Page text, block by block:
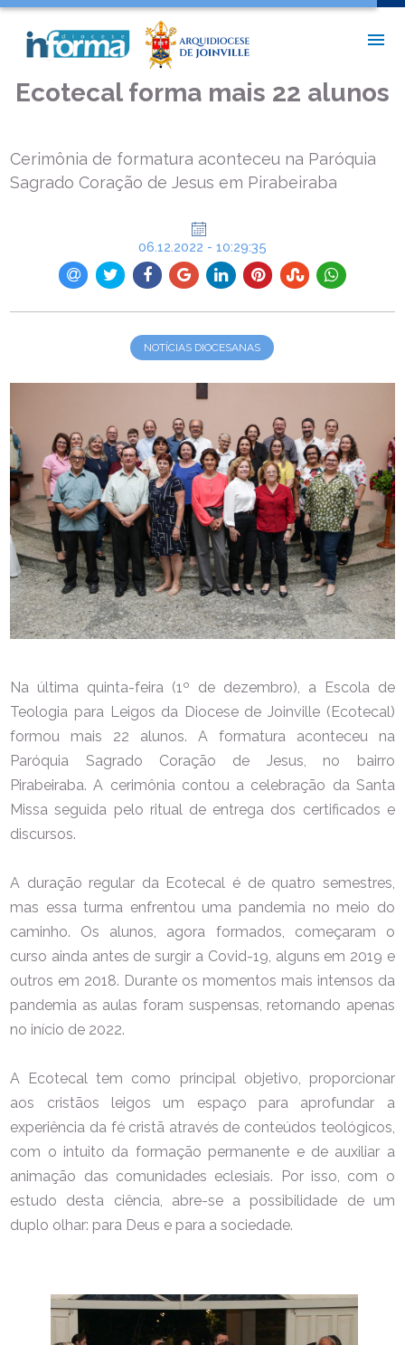
ECOTECAL FORMA MAIS 22 ALUNOS
Ecotecal forma mais 22 alunos
Cerimônia de formatura aconteceu na Paróquia
Sagrado Coração de Jesus em Pirabeiraba
06.12.2022 - 10:29:35
NOTÍCIAS DIOCESANAS
Na última quinta-feira (1º de dezembro), a Escola de
Teologia para Leigos da Diocese de Joinville (Ecotecal)
formou mais 22 alunos. A formatura aconteceu na
Paróquia Sagrado Coração de Jesus, no bairro
Pirabeiraba. A cerimônia contou a celebração da Santa
Missa seguida pelo ritual de entrega dos certificados e
discursos.
A duração regular da Ecotecal é de quatro semestres,
mas essa turma enfrentou uma pandemia no meio do
caminho. Os alunos, agora formados, começaram o
curso ainda antes de surgir a Covid-19, alguns em 2019 e
outros em 2018. Durante os momentos mais intensos da
pandemia as aulas foram suspensas, retornando apenas
no início de 2022.
A Ecotecal tem como principal objetivo, proporcionar
aos cristãos leigos um espaço para aprofundar a
experiência da fé cristã através de conteúdos teológicos,
com o intuito da formação permanente e de auxiliar a
animação das comunidades eclesiais. Por isso, com o
estudo desta ciência, abre-se a possibilidade de um
duplo olhar: para Deus e para a sociedade.